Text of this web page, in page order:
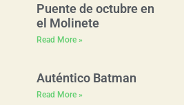
Puente de octubre en
el Molinete
Read More »
Auténtico Batman
Read More »